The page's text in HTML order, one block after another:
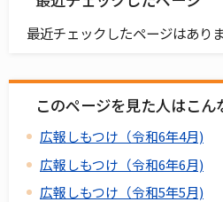
最近チェックしたページはあり
このページを見た人はこ
広報しもつけ（令和6年4月)
広報しもつけ（令和6年6月)
広報しもつけ（令和5年5月)